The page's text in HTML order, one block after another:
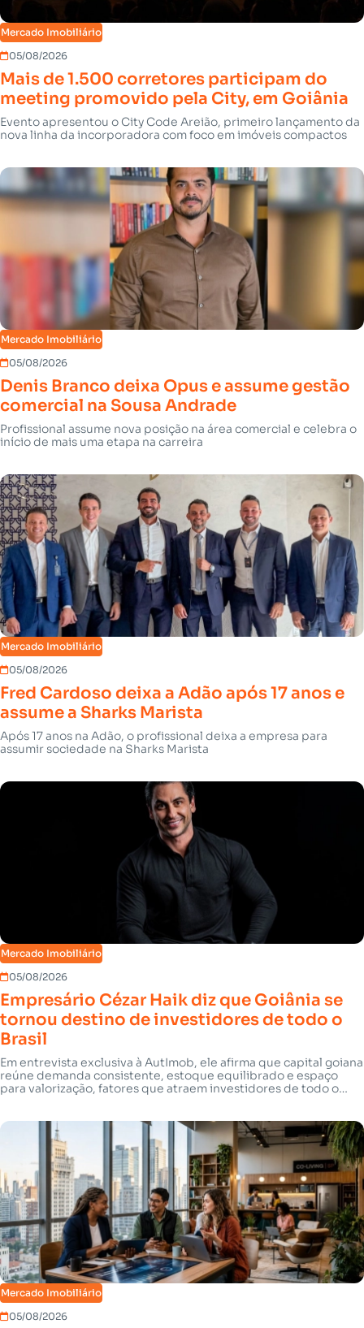
Mercado Imobiliário
05/08/2026
Mais de 1.500 corretores participam do
meeting promovido pela City, em Goiânia
Evento apresentou o City Code Areião, primeiro lançamento da
nova linha da incorporadora com foco em imóveis compactos
Mercado Imobiliário
05/08/2026
Denis Branco deixa Opus e assume gestão
comercial na Sousa Andrade
Profissional assume nova posição na área comercial e celebra o
início de mais uma etapa na carreira
Mercado Imobiliário
05/08/2026
Fred Cardoso deixa a Adão após 17 anos e
assume a Sharks Marista
Após 17 anos na Adão, o profissional deixa a empresa para
assumir sociedade na Sharks Marista
Mercado Imobiliário
05/08/2026
Empresário Cézar Haik diz que Goiânia se
tornou destino de investidores de todo o
Brasil
Em entrevista exclusiva à AutImob, ele afirma que capital goiana
reúne demanda consistente, estoque equilibrado e espaço
para valorização, fatores que atraem investidores de todo o
Mercado Imobiliário
05/08/2026